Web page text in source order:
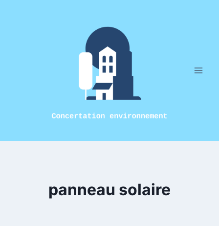
panneau solaire